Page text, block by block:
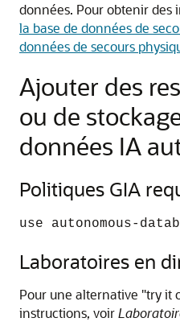
données. Pour obtenir des
la base de données de
données de secours
Ajouter des
ou de
données IA
Politiques GIA
use autonomous-
Laboratoires en
Pour une alternative "try it
instructions, voir